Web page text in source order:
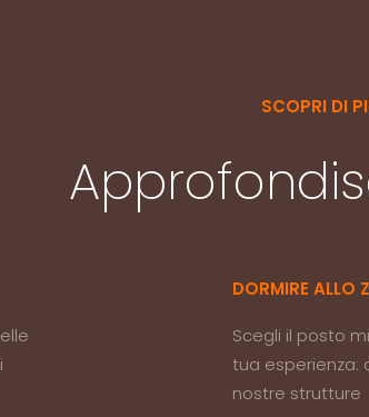
SCOPRI DI
DORMIRE ALLO
Scegli il posto
tua esperienza:
nostre strutture